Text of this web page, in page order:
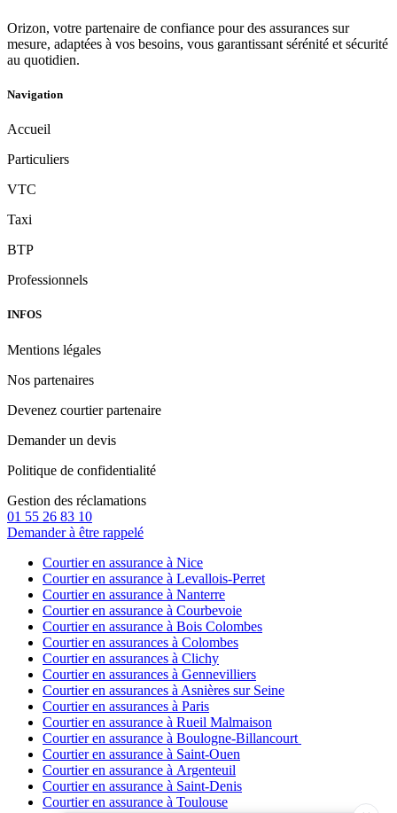
Orizon, votre partenaire de confiance pour des assurances sur
mesure, adaptées à vos besoins, vous garantissant sérénité et sécurité
au quotidien.
Navigation
Accueil
Particuliers
VTC
Taxi
BTP
Professionnels
INFOS
Mentions légales
Nos partenaires
Devenez courtier partenaire
Demander un devis
Politique de confidentialité
Gestion des réclamations
01 55 26 83 10
Demander à être rappelé
Courtier en assurance à Nice
Courtier en assurance à Levallois-Perret
Courtier en assurance à Nanterre
Courtier en assurance à Courbevoie
Courtier en assurance à Bois Colombes
Courtier en assurances à Colombes
Courtier en assurances à Clichy
Courtier en assurances à Gennevilliers
Courtier en assurances à Asnières sur Seine
Courtier en assurances à Paris
Courtier en assurance à Rueil Malmaison
Courtier en assurance à Boulogne-Billancourt
Courtier en assurance à Saint-Ouen
Courtier en assurance à Argenteuil
Courtier en assurance à Saint-Denis
Courtier en assurance à Toulouse